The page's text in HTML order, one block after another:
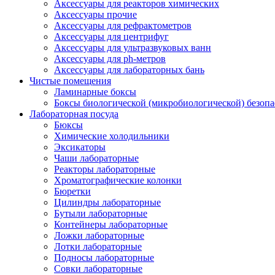
Аксессуары для реакторов химических
Аксессуары прочие
Аксессуары для рефрактометров
Аксессуары для центрифуг
Аксессуары для ультразвуковых ванн
Аксессуары для ph-метров
Аксессуары для лабораторных бань
Чистые помещения
Ламинарные боксы
Боксы биологической (микробиологической)
Лабораторная посуда
Бюксы
Химические холодильники
Эксикаторы
Чаши лабораторные
Реакторы лабораторные
Хроматографические колонки
Бюретки
Цилиндры лабораторные
Бутыли лабораторные
Контейнеры лабораторные
Ложки лабораторные
Лотки лабораторные
Подносы лабораторные
Совки лабораторные